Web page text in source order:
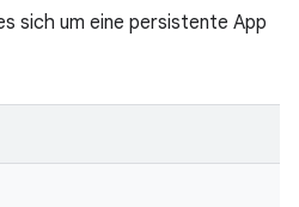
sich um eine persistente App